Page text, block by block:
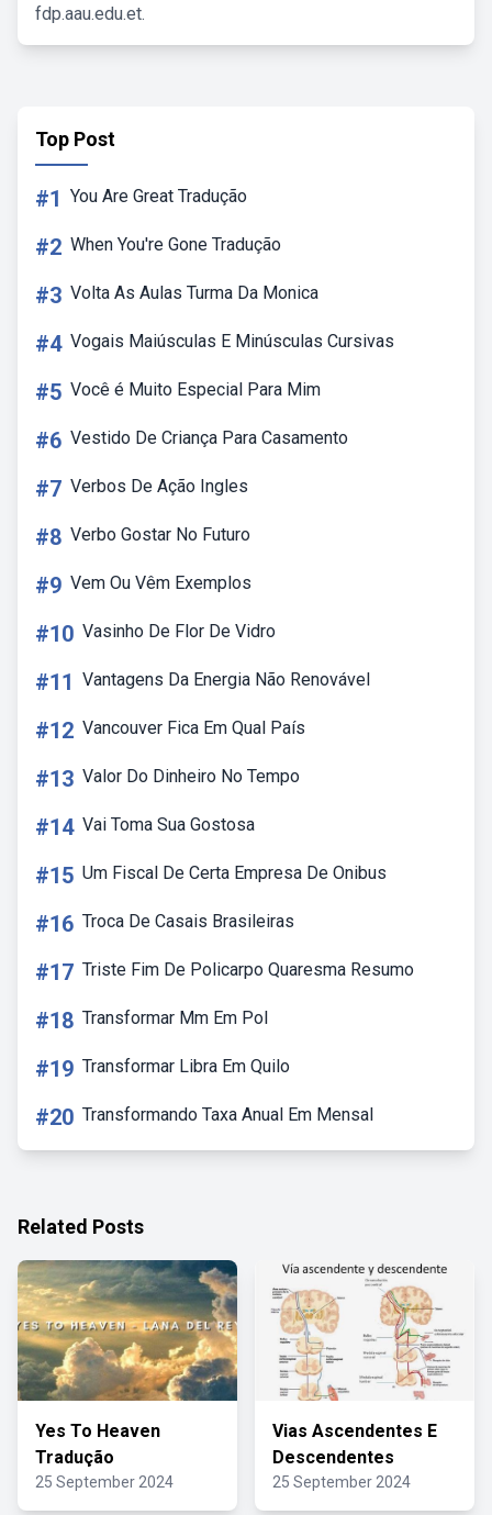
fdp.aau.edu.et.
Top Post
#1 You Are Great Tradução
#2 When You're Gone Tradução
#3 Volta As Aulas Turma Da Monica
#4 Vogais Maiúsculas E Minúsculas Cursivas
#5 Você é Muito Especial Para Mim
#6 Vestido De Criança Para Casamento
#7 Verbos De Ação Ingles
#8 Verbo Gostar No Futuro
#9 Vem Ou Vêm Exemplos
#10 Vasinho De Flor De Vidro
#11 Vantagens Da Energia Não Renovável
#12 Vancouver Fica Em Qual País
#13 Valor Do Dinheiro No Tempo
#14 Vai Toma Sua Gostosa
#15 Um Fiscal De Certa Empresa De Onibus
#16 Troca De Casais Brasileiras
#17 Triste Fim De Policarpo Quaresma Resumo
#18 Transformar Mm Em Pol
#19 Transformar Libra Em Quilo
#20 Transformando Taxa Anual Em Mensal
Related Posts
Yes To Heaven
Tradução
25 September 2024
Vias Ascendentes E
Descendentes
25 September 2024